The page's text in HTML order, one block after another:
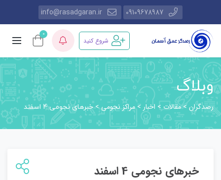
09109678987
info@rasadgaran.ir
شروع کنید
0
وبلاگ
رصدگران>مقالات> اخبار >مراکز نجومی>خبرهای نجومی 4 اسفند
خبرهای نجومی 4 اسفند